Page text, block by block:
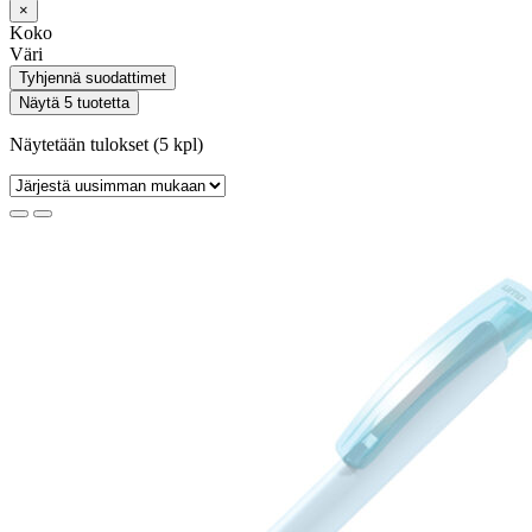
×
Koko
Väri
Tyhjennä suodattimet
Näytä 5 tuotetta
Näytetään tulokset (5 kpl)